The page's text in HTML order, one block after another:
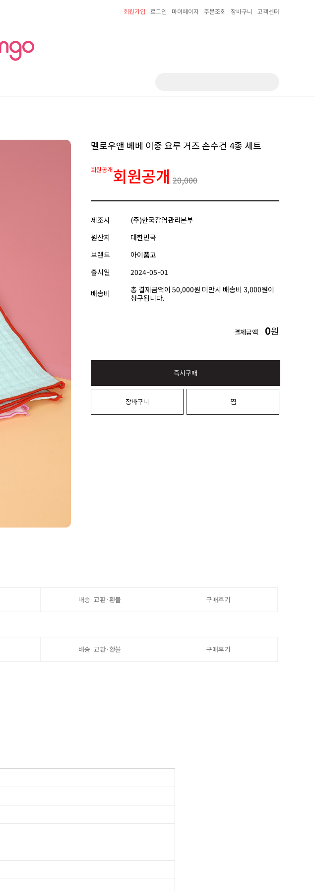
회원가입 로그인 마이페이지 주문조회 장바구니 고객센터
멜로우앤 베베 이중 요루 거즈 손수건 4종 세트
회원공개회원공개 20,000
제조사
(주)한국감염관리본부
원산지
대한민국
브랜드
아이품고
출시일
2024-05-01
배송비
총 결제금액이 50,000원 미만시 배송비 3,000원이
청구됩니다.
결제금액 0원
즉시구매
장바구니 찜
배송·교환·환불 구매후기
배송·교환·환불 구매후기